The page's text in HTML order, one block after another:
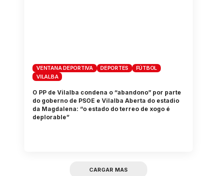
VENTANA DEPORTIVA DEPORTES
FÚTBOL
VILALBA
O PP de Vilalba condena o “abandono” por parte
do goberno de PSOE e Vilalba Aberta do estadio
da Magdalena: “o estado do terreo de xogo é
deplorable”
CARGAR MAS